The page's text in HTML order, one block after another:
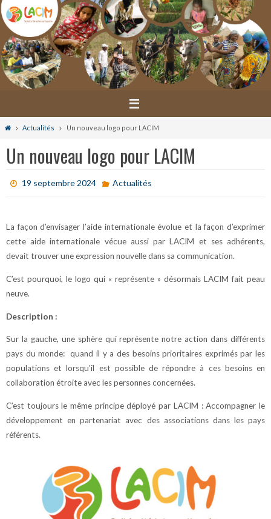
Passer
vers
contenu
HomeActualités Un nouveau logo pour LACIM
Un nouveau logo pour LACIM
19 septembre 2024 Actualités
La façon d’envisager l’aide internationale évolue et la façon d’exprimer
cette aide internationale vécue aussi par LACIM et ses adhérents,
devait trouver une expression nouvelle dans sa communication.
C’est pourquoi, le logo qui « représente » désormais LACIM fait peau
neuve.
Description :
Sur la gauche, une sphère qui représente notre action dans différents
pays du monde: quand il y a des besoins prioritaires exprimés par les
populations et lorsqu’il est possible de répondre à ces besoins en
collaboration étroite avec les personnes concernées.
C’est toujours le même principe déployé par LACIM : Accompagner le
développement en partenariat avec des associations dans les pays
référents.